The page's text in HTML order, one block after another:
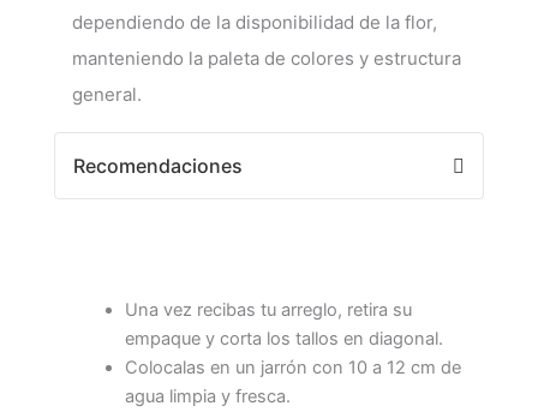
dependiendo de la disponibilidad de la flor,
manteniendo la paleta de colores y estructura
general.
Recomendaciones
Una vez recibas tu arreglo, retira su
empaque y corta los tallos en diagonal.
Colocalas en un jarrón con 10 a 12 cm de
agua limpia y fresca.